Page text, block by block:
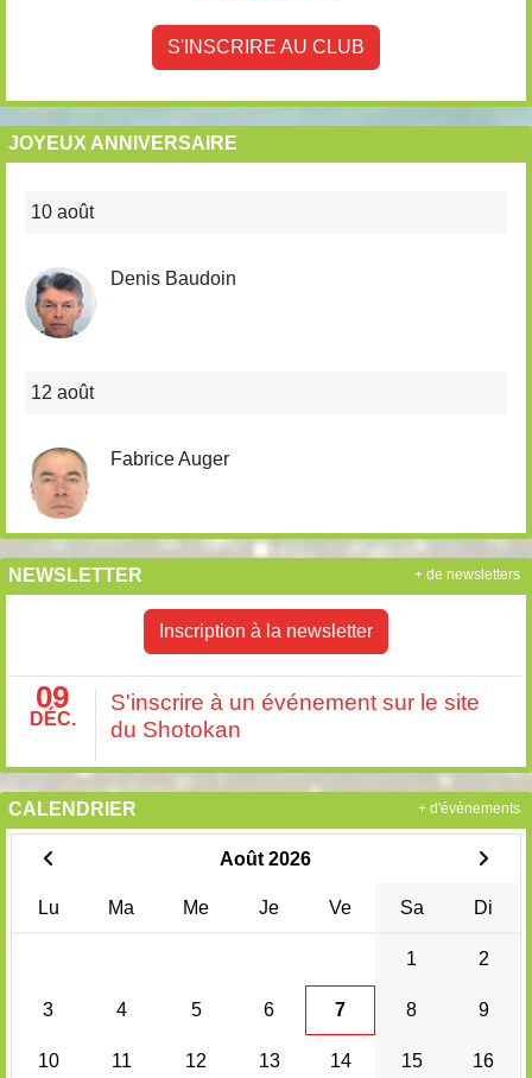
S'INSCRIRE AU CLUB
JOYEUX ANNIVERSAIRE
10 août
Denis Baudoin
12 août
Fabrice Auger
NEWSLETTER
Inscription à la newsletter
09
DÉC.
S'inscrire à un événement sur le site
du Shotokan
+ de newsletters
CALENDRIER
Août 2026
Lu Ma Me Je Ve Sa Di
1 2
3 4 5 6 7 8 9
10 11 12 13 14 15 16
+ d'évènements